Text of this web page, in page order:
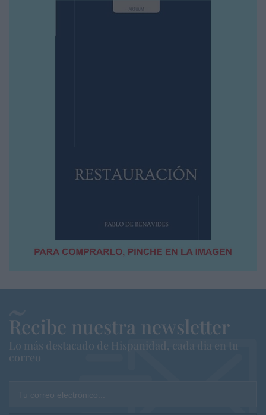
Recibe nuestra newsletter
Lo más destacado de Hispanidad, cada dia en tu
correo
Tu correo electrónico...